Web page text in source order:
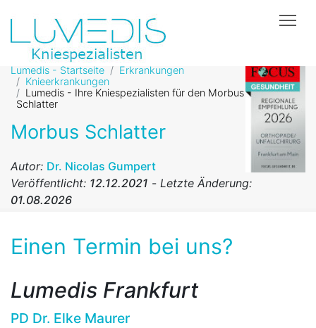
Lumedis - Startseite
Erkrankungen
Knieerkrankungen
Lumedis - Ihre Kniespezialisten für den Morbus
Schlatter
Morbus Schlatter
Autor: Dr. Nicolas Gumpert
Veröffentlicht: 12.12.2021 - Letzte Änderung:
01.08.2026
Einen Termin bei uns?
Lumedis Frankfurt
PD Dr. Elke Maurer